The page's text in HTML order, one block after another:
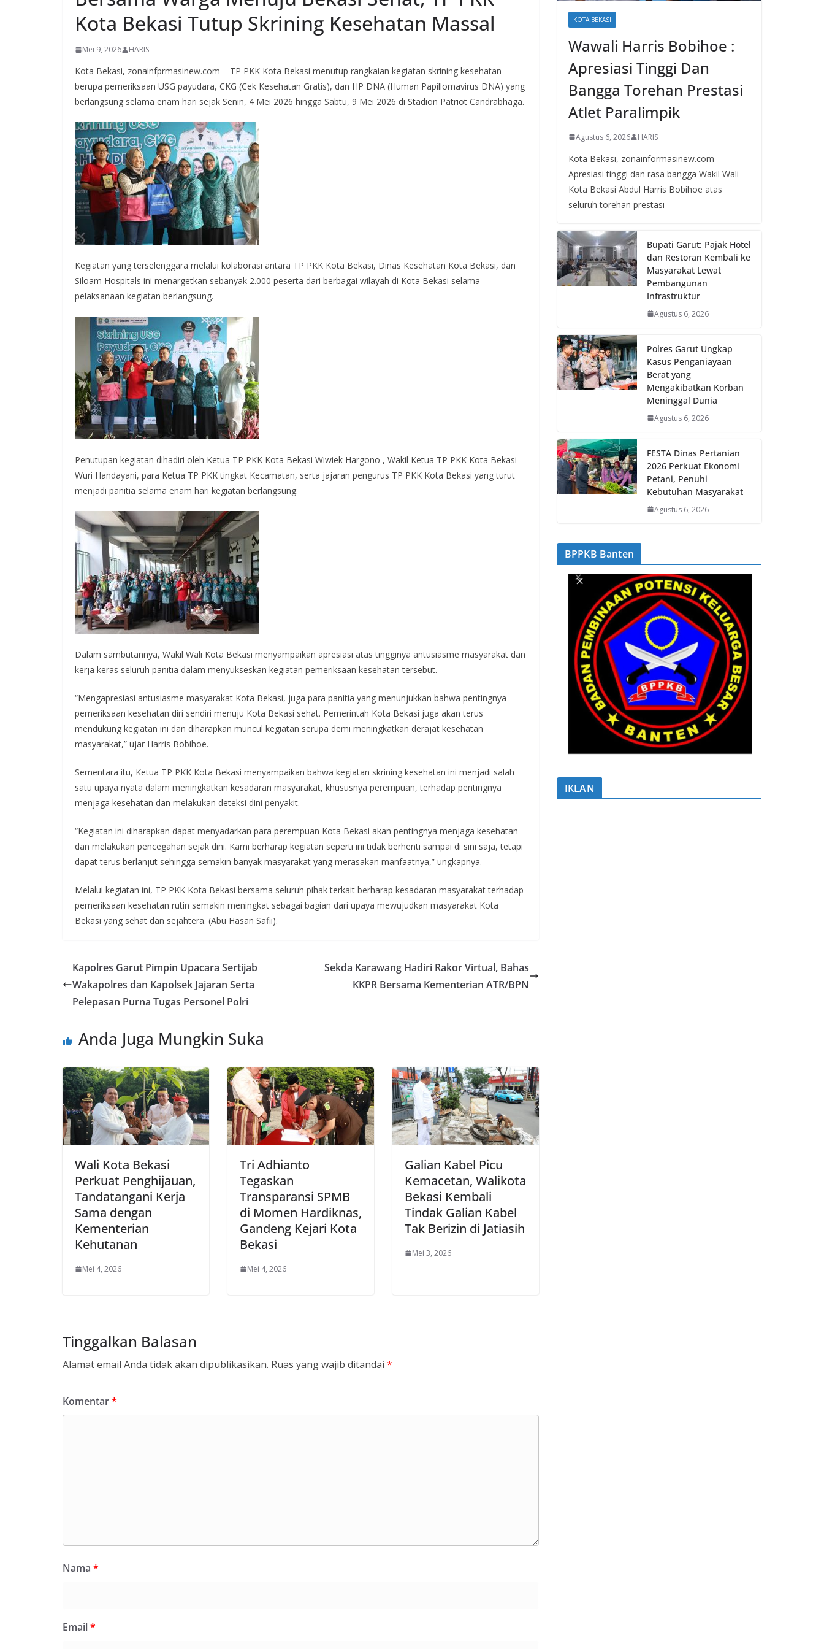
Kota Bekasi Tutup Skrining Kesehatan Massal
Mei 9, 2026 HARIS
Kota Bekasi, zonainfprmasinew.com – TP PKK Kota Bekasi menutup rangkaian kegiatan skrining kesehatan
berupa pemeriksaan USG payudara, CKG (Cek Kesehatan Gratis), dan HP DNA (Human Papillomavirus DNA) yang
berlangsung selama enam hari sejak Senin, 4 Mei 2026 hingga Sabtu, 9 Mei 2026 di Stadion Patriot Candrabhaga.
Kegiatan yang terselenggara melalui kolaborasi antara TP PKK Kota Bekasi, Dinas Kesehatan Kota Bekasi, dan
Siloam Hospitals ini menargetkan sebanyak 2.000 peserta dari berbagai wilayah di Kota Bekasi selama
pelaksanaan kegiatan berlangsung.
Penutupan kegiatan dihadiri oleh Ketua TP PKK Kota Bekasi Wiwiek Hargono , Wakil Ketua TP PKK Kota Bekasi
Wuri Handayani, para Ketua TP PKK tingkat Kecamatan, serta jajaran pengurus TP PKK Kota Bekasi yang turut
menjadi panitia selama enam hari kegiatan berlangsung.
Dalam sambutannya, Wakil Wali Kota Bekasi menyampaikan apresiasi atas tingginya antusiasme masyarakat dan
kerja keras seluruh panitia dalam menyukseskan kegiatan pemeriksaan kesehatan tersebut.
“Mengapresiasi antusiasme masyarakat Kota Bekasi, juga para panitia yang menunjukkan bahwa pentingnya
pemeriksaan kesehatan diri sendiri menuju Kota Bekasi sehat. Pemerintah Kota Bekasi juga akan terus
mendukung kegiatan ini dan diharapkan muncul kegiatan serupa demi meningkatkan derajat kesehatan
masyarakat,” ujar Harris Bobihoe.
Sementara itu, Ketua TP PKK Kota Bekasi menyampaikan bahwa kegiatan skrining kesehatan ini menjadi salah
satu upaya nyata dalam meningkatkan kesadaran masyarakat, khususnya perempuan, terhadap pentingnya
menjaga kesehatan dan melakukan deteksi dini penyakit.
“Kegiatan ini diharapkan dapat menyadarkan para perempuan Kota Bekasi akan pentingnya menjaga kesehatan
dan melakukan pencegahan sejak dini. Kami berharap kegiatan seperti ini tidak berhenti sampai di sini saja, tetapi
dapat terus berlanjut sehingga semakin banyak masyarakat yang merasakan manfaatnya,” ungkapnya.
Melalui kegiatan ini, TP PKK Kota Bekasi bersama seluruh pihak terkait berharap kesadaran masyarakat terhadap
pemeriksaan kesehatan rutin semakin meningkat sebagai bagian dari upaya mewujudkan masyarakat Kota
Bekasi yang sehat dan sejahtera. (Abu Hasan Safii).
Kapolres Garut Pimpin Upacara Sertijab
Wakapolres dan Kapolsek Jajaran Serta
Pelepasan Purna Tugas Personel Polri
Sekda Karawang Hadiri Rakor Virtual, Bahas
KKPR Bersama Kementerian ATR/BPN
Anda Juga Mungkin Suka
Wali Kota Bekasi
Perkuat Penghijauan,
Tandatangani Kerja
Sama dengan
Kementerian
Kehutanan
Mei 4, 2026
Tri Adhianto
Tegaskan
Transparansi SPMB
di Momen Hardiknas,
Gandeng Kejari Kota
Bekasi
Mei 4, 2026
Galian Kabel Picu
Kemacetan, Walikota
Bekasi Kembali
Tindak Galian Kabel
Tak Berizin di Jatiasih
Mei 3, 2026
Tinggalkan Balasan
Alamat email Anda tidak akan dipublikasikan. Ruas yang wajib ditandai *
Komentar*
Nama *
Email*
KOTA BEKASI
Wawali Harris Bobihoe :
Apresiasi Tinggi Dan
Bangga Torehan Prestasi
Atlet Paralimpik
Agustus 6, 2026 HARIS
Kota Bekasi, zonainformasinew.com –
Apresiasi tinggi dan rasa bangga Wakil Wali
Kota Bekasi Abdul Harris Bobihoe atas
seluruh torehan prestasi
Bupati Garut: Pajak Hotel
dan Restoran Kembali ke
Masyarakat Lewat
Pembangunan
Infrastruktur
Agustus 6, 2026
Polres Garut Ungkap
Kasus Penganiayaan
Berat yang
Mengakibatkan Korban
Meninggal Dunia
Agustus 6, 2026
FESTA Dinas Pertanian
2026 Perkuat Ekonomi
Petani, Penuhi
Kebutuhan Masyarakat
Agustus 6, 2026
BPPKB Banten
IKLAN